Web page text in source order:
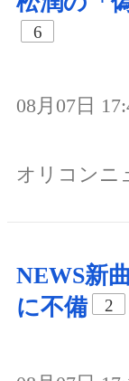
6
08月07日
オリコンニ
NEWS新
に不備
2